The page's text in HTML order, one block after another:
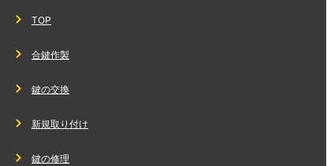
TOP
合鍵作製
鍵の交換
新規取り付け
鍵の修理